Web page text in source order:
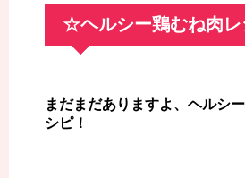
☆ヘルシー鶏むね肉レ
まだまだありますよ、ヘルシ
シピ！